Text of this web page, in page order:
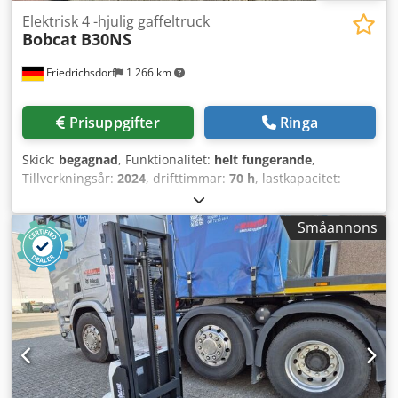
Friedrichsdorf 1 266 km
Elektrisk 4 -hjulig gaffeltruck
Bobcat B30NS
Prisuppgifter Ringa
Skick: begagnad, Funktionalitet: helt fungerande,
Tillverkningsår: 2024, drifttimmar: 70 h, lastkapacitet:
, fri lyfthöjd:
bränsletyp:elektrisk, masttyp:triplex, byggnadshöjd:
2 145 mm , effekt:16 kW (21,75 hk)
, gaffelbordets bredd:
1 116 mm , gaffellängd:1 200 mm , tomvikt: 4 850 kg, total
längd:2 520 mm, drivtyp:Elektro
, konstruktionsbredd:
1 244 mm, Elektrisk fyra-hjuls truck Lastfokuspunkt: 500
Gaffelbredd: 122 mm Gaffeltjocklek: 45 mm ISO-klass: ISO
klass 3 = 2.500 - 4.999 kg Masttyp: Triplex Hastighetsklass:
15 Skick: Så gott som ny Tekniskt skick: Mycket bra
Framringar typ: superelastisk Framringar storlek: 23x10-12
Framringar skick: 80 - 100 % Bakringar typ: superelastisk
Småannons